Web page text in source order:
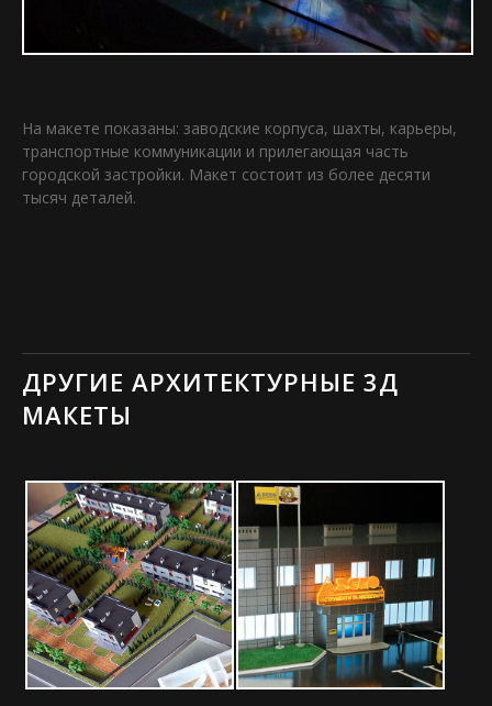
На макете показаны: заводские корпуса, шахты, карьеры,
транспортные коммуникации и прилегающая часть
городской застройки. Макет состоит из более десяти
тысяч деталей.
ДРУГИЕ АРХИТЕКТУРНЫЕ 3Д
МАКЕТЫ